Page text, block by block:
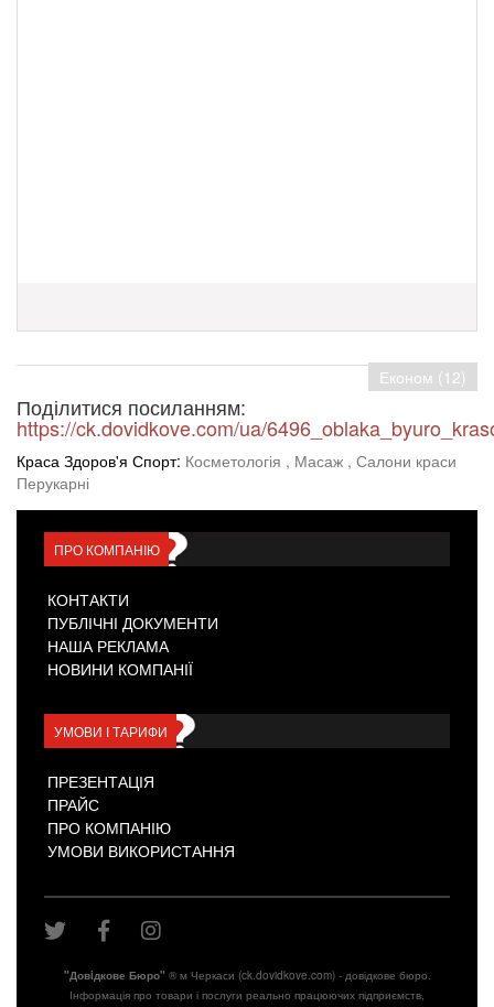
Економ (12)
Поділитися посиланням:
https://ck.dovidkove.com/ua/
Краса Здоров'я Спорт: Косметологія , Масаж , Салони краси
Перукарні
ПРО КОМПАНІЮ
КОНТАКТИ
ПУБЛІЧНІ ДОКУМЕНТИ
НАША РЕКЛАМА
НОВИНИ КОМПАНІЇ
УМОВИ І ТАРИФИ
ПРЕЗЕНТАЦІЯ
ПРАЙС
ПРО КОМПАНІЮ
УМОВИ ВИКОРИСТАННЯ
"Довiдкове Бюро"® м Черкаси (ck.dovidkove.com) - довідкове бюро.
Інформація про товари і послуги реально працюючих підприємств,